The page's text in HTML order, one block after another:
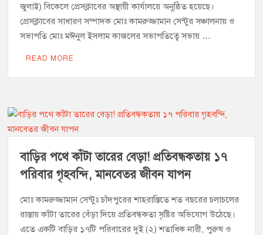
জুলাই) বিকেলে প্রেসক্লাবের অস্থায়ী কার্যালয়ে অনুষ্ঠিত হয়েছে।
প্রেসক্লাবের সাধারণ সম্পাদক মোঃ কামরুজ্জামান সেন্টুর সঞ্চালনায় ও
সভাপতি মোঃ মঈনুল ইসলাম কাজলের সভাপতিত্বে সভায় …
READ MORE
বাড়ির পথে কাঁটা তারের বেড়া! প্রতিবন্ধকতায় ১৭
পরিবার গৃহবন্দি, মানবেতর জীবন যাপন
মোঃ কামরুজ্জামান সেন্টুঃ চাঁদপুরের শাহরাস্তিতে শত বছরের চলাচলের
রাস্তায় কাঁটা তারের বেঁড়া দিয়ে প্রতিবন্ধকতা সৃষ্টির অভিযোগ উঠেছে।
এতে একটি বাড়ির ১৭টি পরিবারের দুই (২) শতাধিক নারী, পুরুষ ও